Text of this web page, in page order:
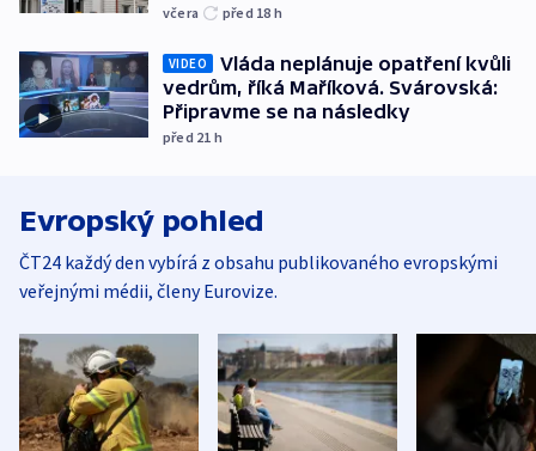
včera před 18 h
VIDEO
Vláda neplánuje opatření kvůli
vedrům, říká Maříková. Svárovská:
Připravme se na následky
před 21 h
Evropský pohled
ČT24 každý den vybírá z obsahu publikovaného evropskými
veřejnými médii, členy Eurovize.